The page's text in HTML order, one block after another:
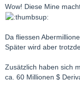
Wow! Diese Mine
Da fliessen
Später wird aber
Zusätzlich haben sich
ca. 60 Millionen $